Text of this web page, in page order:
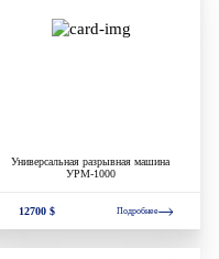
Универсальная разрывная машина
УРМ-1000
12700 $ Подробнее